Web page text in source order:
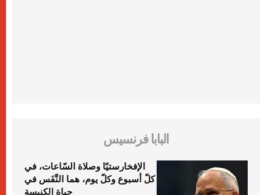
البابا فرنسيس
الإفخارستيّا وصلاة السّاعات، في
كلّ أسبوع وكلّ يوم، هما النَّفَس في
حياة الكنيسة